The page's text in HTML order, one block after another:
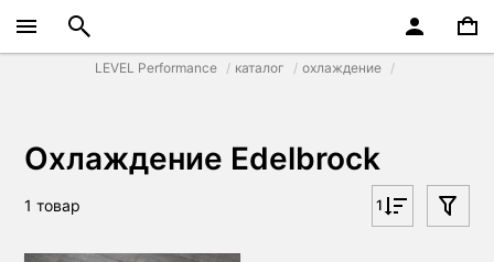
LEVEL Performance каталог охлаждение
Охлаждение Edelbrock
1 товар 1